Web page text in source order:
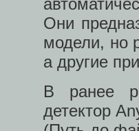
Они
модели, но
а другие
В ранее
детектор